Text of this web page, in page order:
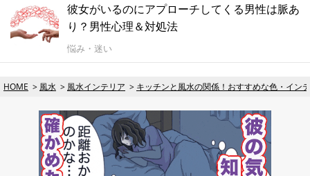
彼女がいるのにアプローチしてくる男性は脈あ
り？男性心理＆対処法
悩み・迷い
HOME 風水 風水インテリア キッチンと風水の関係！おすすめな色・イン